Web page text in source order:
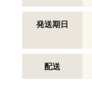
発送期日
配送